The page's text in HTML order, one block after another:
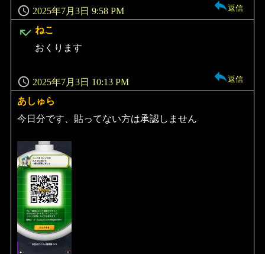
2025年7月3日 9:58 PM 返信
ねこ
よ
2025年7月3日 10:13 PM
おくります
返信
あしゅら
よ
り:
今日分です、貼ってない方は承認しません